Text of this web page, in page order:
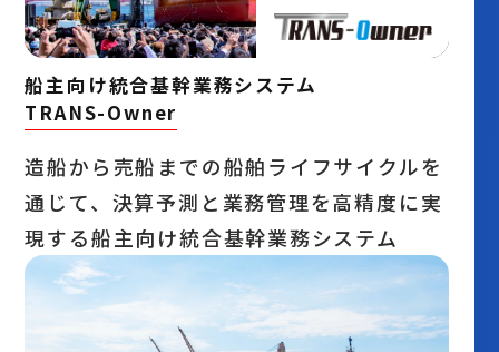
船主向け統合基幹業務システム
TRANS-Owner
造船から売船までの船舶ライフサイクルを
通じて、決算予測と業務管理を高精度に実
現する船主向け統合基幹業務システム